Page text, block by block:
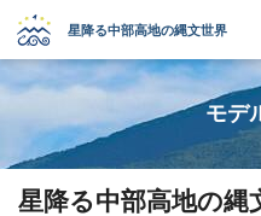
星降る中部高地の縄文世界
モデ
星降る中部高地の縄